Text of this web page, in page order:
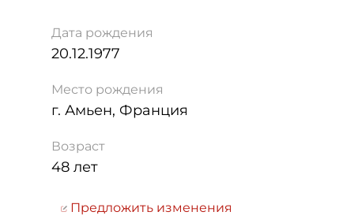
Дата рождения
20.12.1977
Место рождения
г. Амьен, Франция
Возраст
48 лет
Предложить изменения